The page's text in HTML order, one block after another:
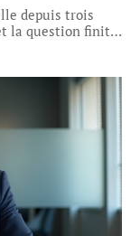
depuis trois
la question finit…